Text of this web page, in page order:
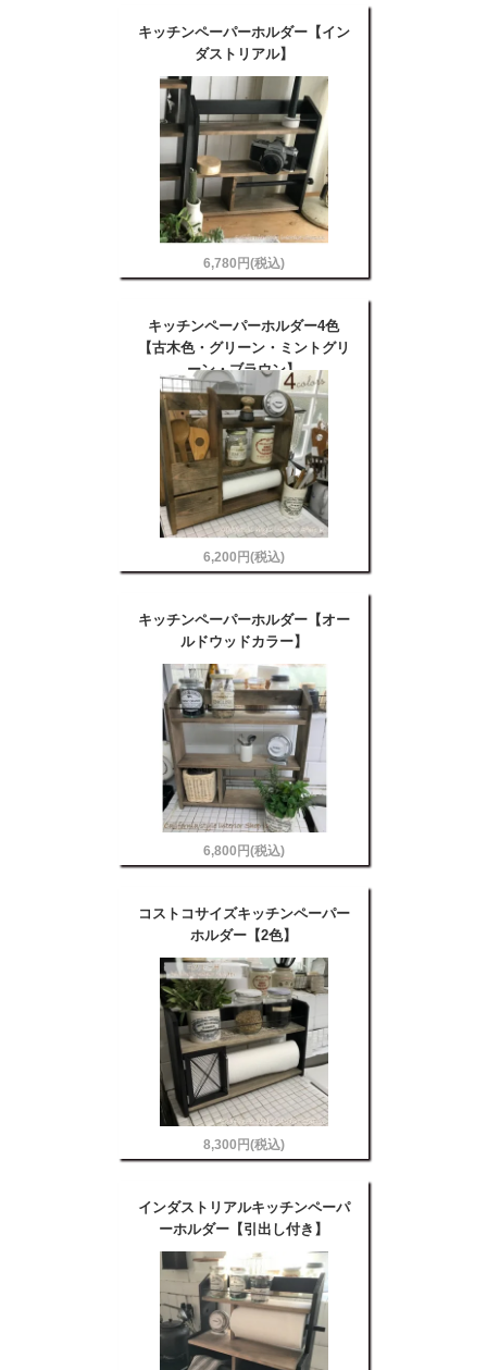
キッチンペーパーホルダー【イン
ダストリアル】
6,780円(税込)
キッチンペーパーホルダー4色
【古木色・グリーン・ミントグリ
ーン・ブラウン】
6,200円(税込)
キッチンペーパーホルダー【オー
ルドウッドカラー】
6,800円(税込)
コストコサイズキッチンペーパー
ホルダー【2色】
8,300円(税込)
インダストリアルキッチンペーパ
ーホルダー【引出し付き】